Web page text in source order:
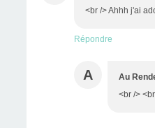
<br /> Ahhh j'ai
Répondre
A Au
<br />